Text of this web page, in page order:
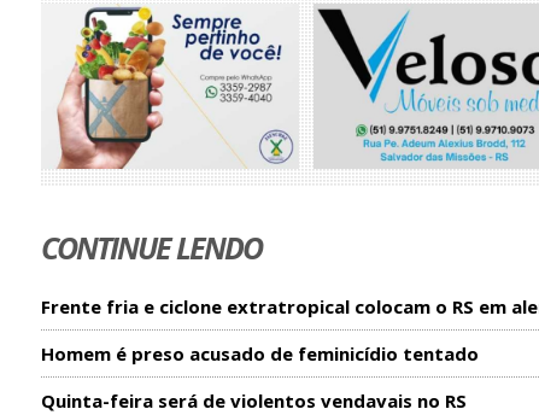
CONTINUE LENDO
Frente fria e ciclone extratropical colocam o RS em
Homem é preso acusado de feminicídio tentado
Quinta-feira será de violentos vendavais no RS